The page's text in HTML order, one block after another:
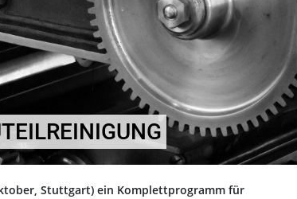
Stuttgart) ein Komplettprogramm für